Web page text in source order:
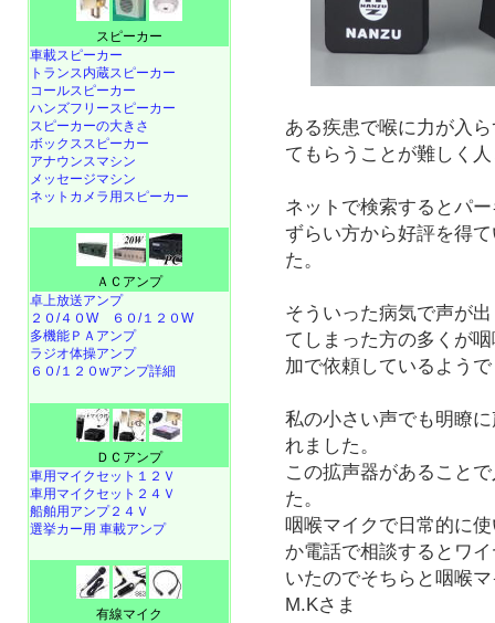
ある疾患で喉に力が入
てもらうことが難しく
ネットで検索するとパ
ずらい方から好評を得
た。
そういった病気で声が
てしまった方の多くが
加で依頼しているよう
私の小さい声でも明瞭
れました。
この拡声器があること
た。
咽喉マイクで日常的に
か電話で相談するとワ
いたのでそちらと咽喉
M.Kさま
スピーカー
車載スピーカー
トランス内蔵スピーカー
コールスピーカー
ハンズフリースピーカー
スピーカーの大きさ
ボックススピーカー
アナウンスマシン
メッセージマシン
ネットカメラ用スピーカー
ＡＣアンプ
卓上放送アンプ
２０/４０W
６０/１２０W
多機能ＰＡアンプ
ラジオ体操アンプ
６０/１２０wアンプ詳細
ＤＣアンプ
車用マイクセット１２Ｖ
車用マイクセット２４Ｖ
船舶用アンプ２４Ｖ
選挙カー用 車載アンプ
有線マイク